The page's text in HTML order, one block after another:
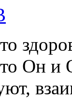
Он и